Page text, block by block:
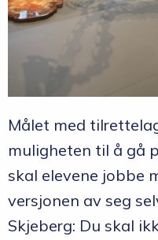
Målet med
muligheten til å gå
skal elevene jobbe
versjonen av seg
Skjeberg: Du skal